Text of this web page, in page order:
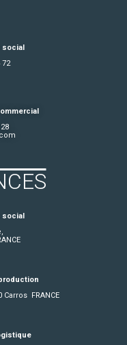
social
72
social
FRANCE